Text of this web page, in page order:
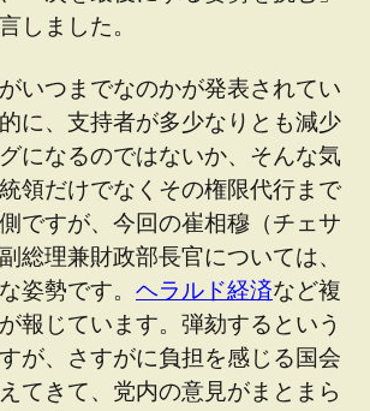
しました。
いつまでなのかが発表されてい
に、支持者が多少なりとも減少
になるのではないか、そんな気
領だけでなくその権限代行まで
ですが、今回の崔相穆（チェサ
総理兼財政部長官については、
姿勢です。 ヘラルド経済など複
報じています。弾劾するという
が、さすがに負担を感じる国会
てきて、党内の意見がまとまら